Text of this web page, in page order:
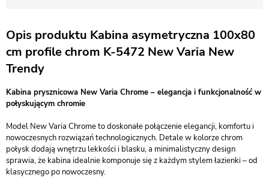
Opis produktu Kabina asymetryczna 100x80
cm profile chrom K-5472 New Varia New
Trendy
Kabina prysznicowa New Varia Chrome – elegancja i funkcjonalność w
połyskującym chromie
Model New Varia Chrome to doskonałe połączenie elegancji, komfortu i
nowoczesnych rozwiązań technologicznych. Detale w kolorze chrom
połysk dodają wnętrzu lekkości i blasku, a minimalistyczny design
sprawia, że kabina idealnie komponuje się z każdym stylem łazienki – od
klasycznego po nowoczesny.